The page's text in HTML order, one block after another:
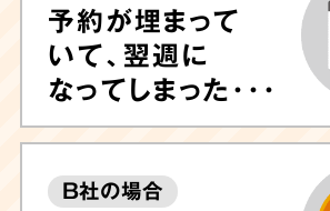
予約が埋まって
いて、翌週に
なってしまった･･･
B社の場合